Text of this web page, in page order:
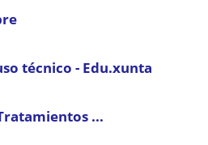
técnico - Edu.xunta
...